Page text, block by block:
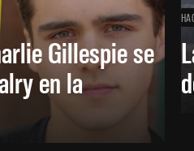
Gillespie se
en la